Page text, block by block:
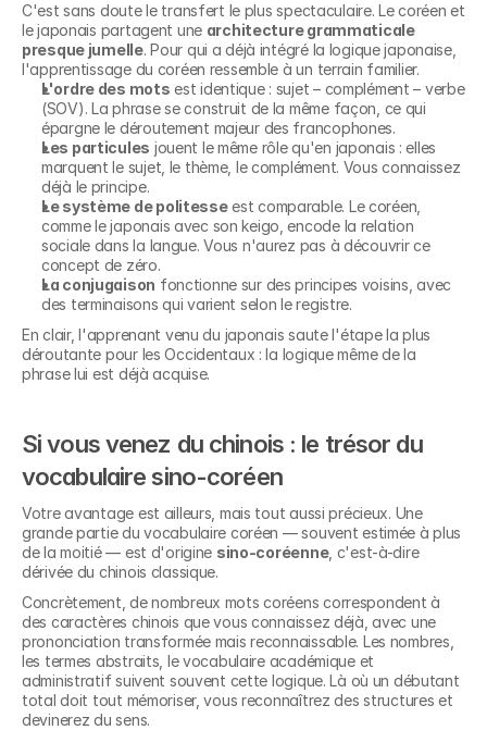
C'est sans doute le transfert le plus spectaculaire. Le coréen et
le japonais partagent une architecture grammaticale
presque jumelle. Pour qui a déjà intégré la logique japonaise,
l'apprentissage du coréen ressemble à un terrain familier.
L'ordre des mots est identique : sujet – complément – verbe
(SOV). La phrase se construit de la même façon, ce qui
épargne le déroutement majeur des francophones.
Les particules jouent le même rôle qu'en japonais : elles
marquent le sujet, le thème, le complément. Vous connaissez
déjà le principe.
Le système de politesse est comparable. Le coréen,
comme le japonais avec son keigo, encode la relation
sociale dans la langue. Vous n'aurez pas à découvrir ce
concept de zéro.
La conjugaison fonctionne sur des principes voisins, avec
des terminaisons qui varient selon le registre.
En clair, l'apprenant venu du japonais saute l'étape la plus
déroutante pour les Occidentaux : la logique même de la
phrase lui est déjà acquise.
Si vous venez du chinois : le trésor du
vocabulaire sino-coréen
Votre avantage est ailleurs, mais tout aussi précieux. Une
grande partie du vocabulaire coréen — souvent estimée à plus
de la moitié — est d'origine sino-coréenne, c'est-à-dire
dérivée du chinois classique.
Concrètement, de nombreux mots coréens correspondent à
des caractères chinois que vous connaissez déjà, avec une
prononciation transformée mais reconnaissable. Les nombres,
les termes abstraits, le vocabulaire académique et
administratif suivent souvent cette logique. Là où un débutant
total doit tout mémoriser, vous reconnaîtrez des structures et
devinerez du sens.